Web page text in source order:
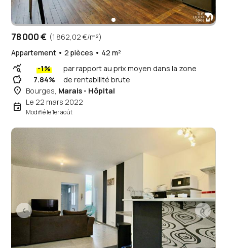
78 000 € (1 862,02 €/m²)
Appartement • 2 pièces • 42 m²
query_stats -1% par rapport au prix moyen dans la zone
savings 7.84% de rentabilité brute
place Bourges, Marais - Hôpital
event Le 22 mars 2022
Modifié le 1er août